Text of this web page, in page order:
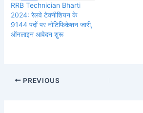
RRB Technician Bharti
2024: रेलवे टेक्नीशियन के
9144 पदों पर नोटिफिकेशन जारी,
ऑनलाइन आवेदन शुरू
PREVIOUS